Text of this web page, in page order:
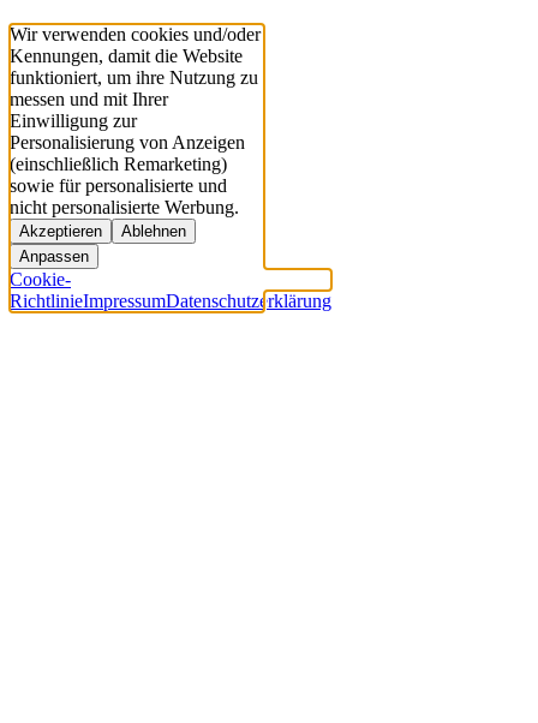
Wir verwenden cookies und/oder
Kennungen, damit die Website
funktioniert, um ihre Nutzung zu
messen und mit Ihrer
Einwilligung zur
Personalisierung von Anzeigen
(einschließlich Remarketing)
sowie für personalisierte und
nicht personalisierte Werbung.
Akzeptieren
Ablehnen
Anpassen
Cookie-
RichtlinieImpressumDatenschutzerklärung